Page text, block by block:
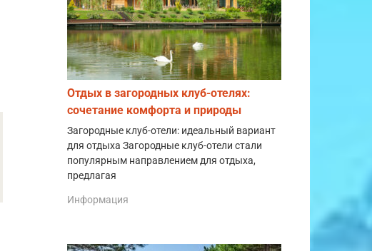
Отдых в загородных клуб-отелях:
сочетание комфорта и природы
Загородные клуб-отели: идеальный вариант
для отдыха Загородные клуб-отели стали
популярным направлением для отдыха,
предлагая
Информация